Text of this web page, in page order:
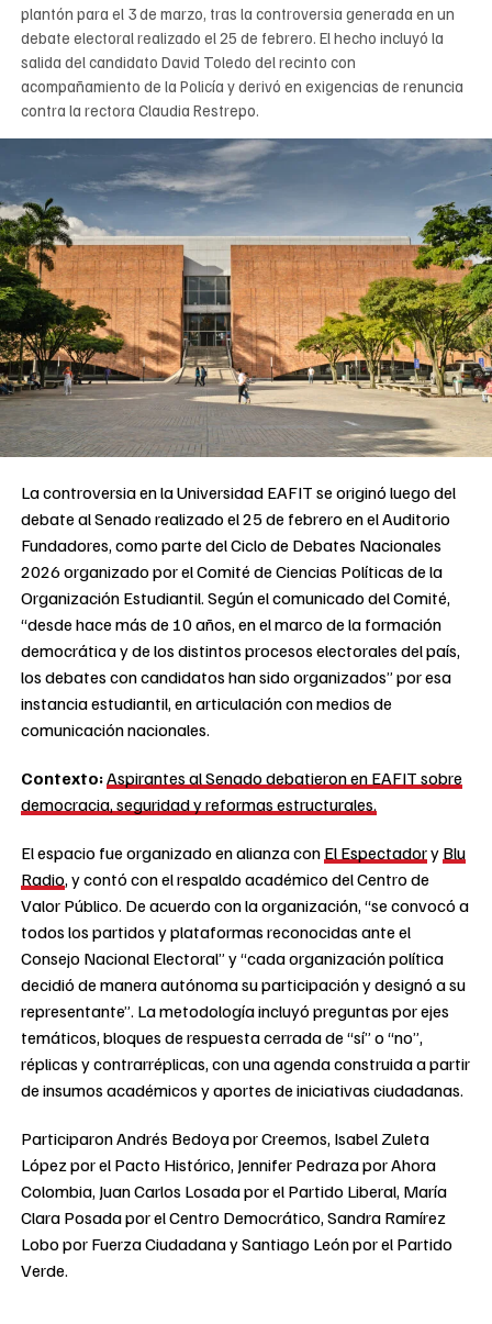
plantón para el 3 de marzo, tras la controversia generada en un
debate electoral realizado el 25 de febrero. El hecho incluyó la
salida del candidato David Toledo del recinto con
acompañamiento de la Policía y derivó en exigencias de renuncia
contra la rectora Claudia Restrepo.
La controversia en la Universidad EAFIT se originó luego del
debate al Senado realizado el 25 de febrero en el Auditorio
Fundadores, como parte del Ciclo de Debates Nacionales
2026 organizado por el Comité de Ciencias Políticas de la
Organización Estudiantil. Según el comunicado del Comité,
“desde hace más de 10 años, en el marco de la formación
democrática y de los distintos procesos electorales del país,
los debates con candidatos han sido organizados” por esa
instancia estudiantil, en articulación con medios de
comunicación nacionales.
Contexto:Aspirantes al Senado debatieron en EAFIT sobre
democracia, seguridad y reformas estructurales.
El espacio fue organizado en alianza con El Espectadory Blu
Radio, y contó con el respaldo académico del Centro de
Valor Público. De acuerdo con la organización, “se convocó a
todos los partidos y plataformas reconocidas ante el
Consejo Nacional Electoral” y “cada organización política
decidió de manera autónoma su participación y designó a su
representante”. La metodología incluyó preguntas por ejes
temáticos, bloques de respuesta cerrada de “sí” o “no”,
réplicas y contrarréplicas, con una agenda construida a partir
de insumos académicos y aportes de iniciativas ciudadanas.
Participaron Andrés Bedoya por Creemos, Isabel Zuleta
López por el Pacto Histórico, Jennifer Pedraza por Ahora
Colombia, Juan Carlos Losada por el Partido Liberal, María
Clara Posada por el Centro Democrático, Sandra Ramírez
Lobo por Fuerza Ciudadana y Santiago León por el Partido
Verde.